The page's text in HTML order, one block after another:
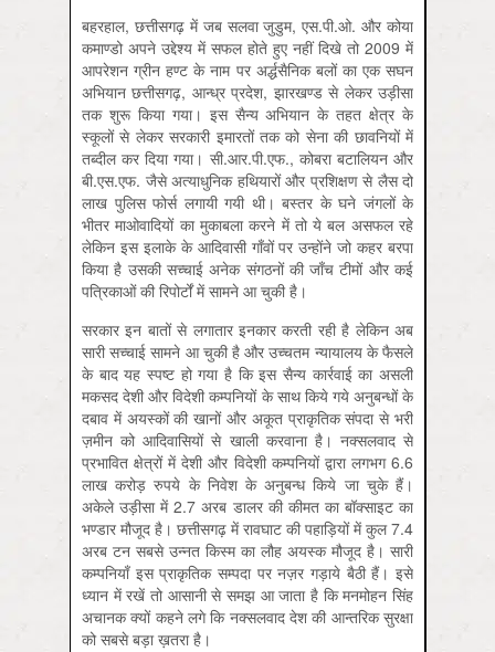
बहरहाल, छत्तीसगढ़ में जब सलवा जुडुम, एस.पी.ओ. और कोया
कमाण्डो अपने उद्देश्य में सफल होते हुए नहीं दिखे तो 2009 में
आपरेशन ग्रीन हण्ट के नाम पर अर्द्धसैनिक बलों का एक सघन
अभियान छत्तीसगढ़, आन्‍ध्र प्रदेश, झारखण्ड से लेकर उड़ीसा
तक शुरू किया गया। इस सैन्य अभियान के तहत क्षेत्र के
स्कूलों से लेकर सरकारी इमारतों तक को सेना की छावनियों में
तब्दील कर दिया गया। सी.आर.पी.एफ., कोबरा बटालियन और
बी.एस.एफ. जैसे अत्याधुनिक हथियारों और प्रशिक्षण से लैस दो
लाख पुलिस फोर्स लगायी गयी थी। बस्तर के घने जंगलों के
भीतर माओवादियों का मुकाबला करने में तो ये बल असफल रहे
लेकिन इस इलाके के आदिवासी गाँवों पर उन्होंने जो कहर बरपा
किया है उसकी सच्चाई अनेक संगठनों की जाँच टीमों और कई
पत्रिकाओं की रिपोर्टों में सामने आ चुकी है।
सरकार इन बातों से लगातार इनकार करती रही है लेकिन अब
सारी सच्चाई सामने आ चुकी है और उच्चतम न्यायालय के फैसले
के बाद यह स्पष्ट हो गया है कि इस सैन्य कार्रवाई का असली
मकसद देशी और विदेशी कम्पनियों के साथ किये गये अनुबन्धों के
दबाव में अयस्कों की खानों और अकूत प्राकृतिक संपदा से भरी
ज़मीन को आदिवासियों से खाली करवाना है। नक्सलवाद से
प्रभावित क्षेत्रों में देशी और विदेशी कम्पनियों द्वारा लगभग 6.6
लाख करोड़ रुपये के निवेश के अनुबन्ध किये जा चुके हैं।
अकेले उड़ीसा में 2.7 अरब डालर की कीमत का बॉक्साइट का
भण्डार मौजूद है। छत्तीसगढ़ में रावघाट की पहाड़ियों में कुल 7.4
अरब टन सबसे उन्नत किस्म का लौह अयस्क मौजूद है। सारी
कम्पनियाँ इस प्राकृतिक सम्पदा पर नज़र गड़ाये बैठी हैं। इसे
ध्यान में रखें तो आसानी से समझ आ जाता है कि मनमोहन सिंह
अचानक क्यों कहने लगे कि नक्सलवाद देश की आन्तरिक सुरक्षा
को सबसे बड़ा ख़तरा है।